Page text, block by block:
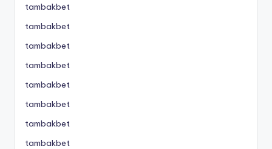
tambakbet
tambakbet
tambakbet
tambakbet
tambakbet
tambakbet
tambakbet
tambakbet